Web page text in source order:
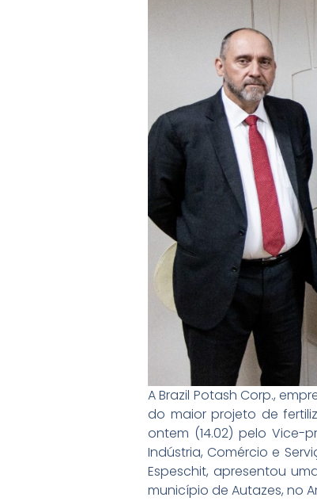
A Brazil Potash Corp.,
do maior projeto de
ontem (14.02) pelo Vice-
Indústria, Comércio e
Espeschit, apresentou
município de Autazes, no